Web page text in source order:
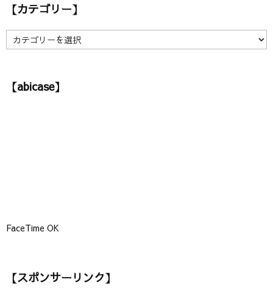
イ【カテゴリー】
【
カ
リ【abicase】
FaceTime OK
【スポンサーリンク】